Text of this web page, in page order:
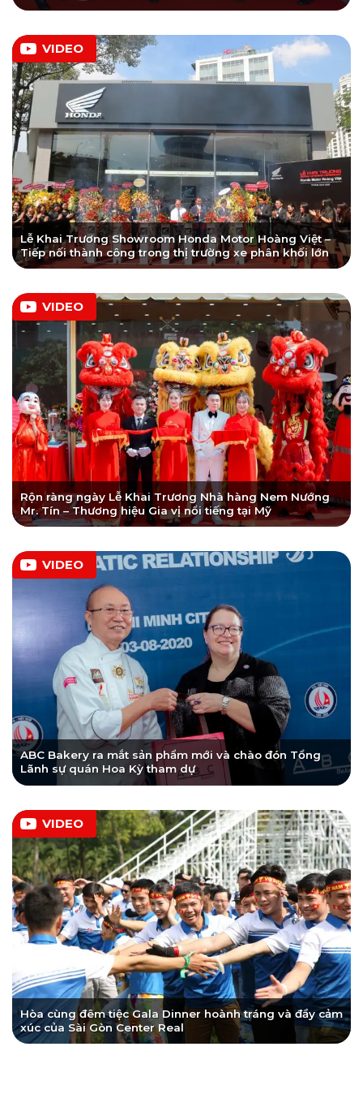
VIDEO
Lễ Khai Trương Showroom Honda Motor Hoàng Việt –
Tiếp nối thành công trong thị trường xe phân khối lớn
VIDEO
Rộn ràng ngày Lễ Khai Trương Nhà hàng Nem Nướng
Mr. Tín – Thương hiệu Gia vị nổi tiếng tại Mỹ
VIDEO
ABC Bakery ra mắt sản phẩm mới và chào đón Tổng
Lãnh sự quán Hoa Kỳ tham dự
VIDEO
Hòa cùng đêm tiệc Gala Dinner hoành tráng và đầy cảm
xúc của Sài Gòn Center Real